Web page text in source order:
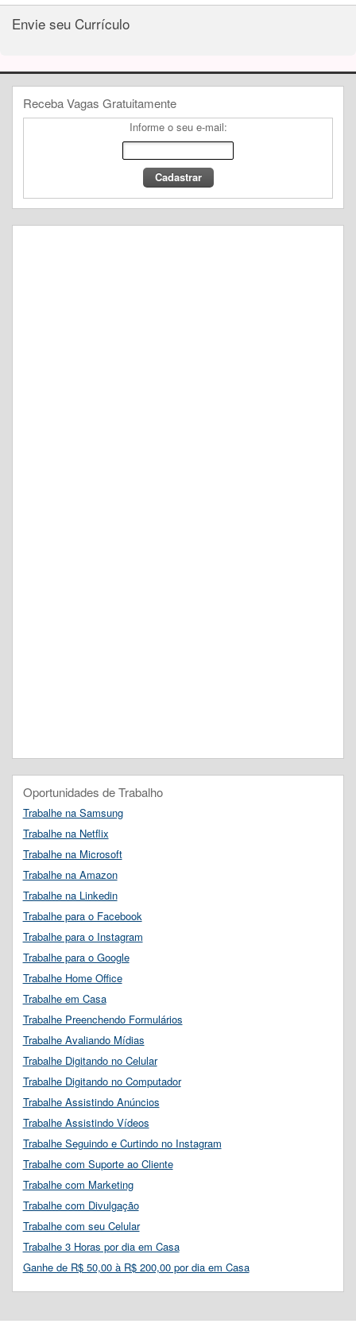
Envie seu Currículo
Receba Vagas Gratuitamente
Informe o seu e-mail:
Oportunidades de Trabalho
Trabalhe na Samsung
Trabalhe na Netflix
Trabalhe na Microsoft
Trabalhe na Amazon
Trabalhe na Linkedin
Trabalhe para o Facebook
Trabalhe para o Instagram
Trabalhe para o Google
Trabalhe Home Office
Trabalhe em Casa
Trabalhe Preenchendo Formulários
Trabalhe Avaliando Mídias
Trabalhe Digitando no Celular
Trabalhe Digitando no Computador
Trabalhe Assistindo Anúncios
Trabalhe Assistindo Vídeos
Trabalhe Seguindo e Curtindo no Instagram
Trabalhe com Suporte ao Cliente
Trabalhe com Marketing
Trabalhe com Divulgação
Trabalhe com seu Celular
Trabalhe 3 Horas por dia em Casa
Ganhe de R$ 50,00 à R$ 200,00 por dia em Casa